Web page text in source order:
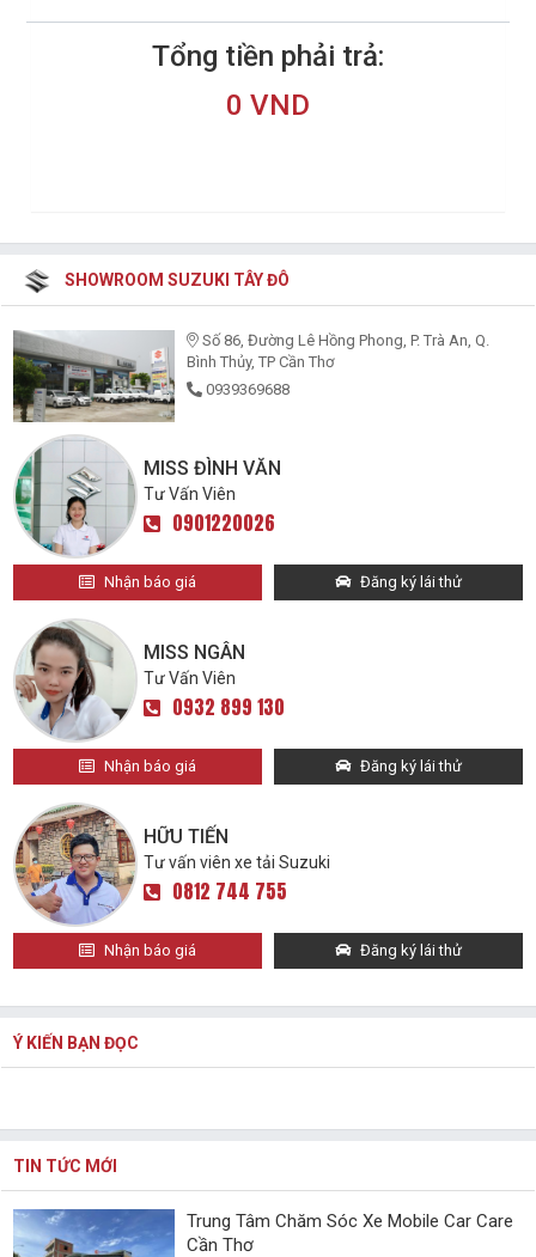
Tổng tiền phải trả:
0 VND
SHOWROOM SUZUKI TÂY ĐÔ
Số 86, Đường Lê Hồng Phong, P. Trà An, Q.
Bình Thủy, TP Cần Thơ
0939369688
MISS ĐÌNH VĂN
Tư Vấn Viên
0901220026
Nhận báo giá Đăng ký lái thử
MISS NGÂN
Tư Vấn Viên
0932 899 130
Nhận báo giá Đăng ký lái thử
HỮU TIẾN
Tư vấn viên xe tải Suzuki
0812 744 755
Nhận báo giá Đăng ký lái thử
Ý KIẾN BẠN ĐỌC
TIN TỨC MỚI
Trung Tâm Chăm Sóc Xe Mobile Car Care
Cần Thơ